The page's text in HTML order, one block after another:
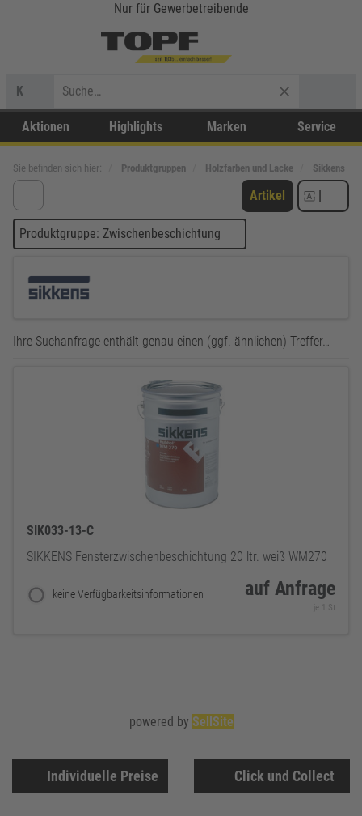
Nur für Gewerbetreibende
K
Aktionen Highlights Marken Service
Sie befinden sich hier: Produktgruppen Holzfarben und Lacke Sikkens
Artikel |
Produktgruppe: Zwischenbeschichtung
Ihre Suchanfrage enthält genau einen (ggf. ähnlichen) Treffer…
SIK033-13-C
SIKKENS Fensterzwischenbeschichtung 20 ltr. weiß WM270
keine Verfügbarkeitsinformationen auf Anfrage
je 1 St
Individuelle Preise Click und Collect
powered by SellSite